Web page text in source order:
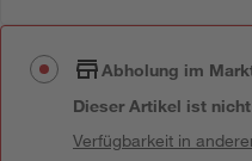
Abholung im
Dieser Artikel ist
Verfügbarkeit in